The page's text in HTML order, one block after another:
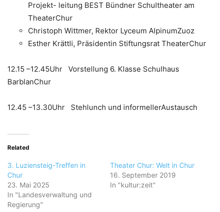
Projekt- leitung BEST Bündner Schultheater am
TheaterChur
Christoph Wittmer, Rektor Lyceum AlpinumZuoz
Esther Krättli, Präsidentin Stiftungsrat TheaterChur
12.15 –12.45Uhr Vorstellung 6. Klasse Schulhaus
BarblanChur
12.45 –13.30Uhr Stehlunch und informellerAustausch
Related
3. Luziensteig-Treffen in
Chur
23. Mai 2025
In "Landesverwaltung und
Regierung"
Theater Chur: Welt in Chur
16. September 2019
In "kultur:zeit"